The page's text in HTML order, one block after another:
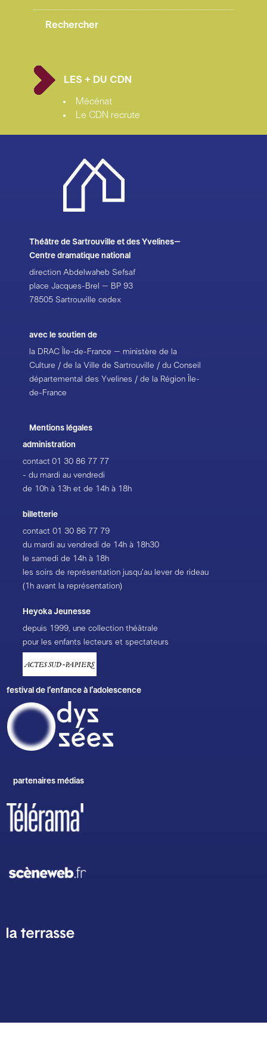
LES + DU CDN
Mécénat
Le CDN recrute
Théâtre de Sartrouville et des Yvelines–
Centre dramatique national
direction Abdelwaheb Sefsaf
place Jacques-Brel – BP 93
78505 Sartrouville cedex
avec le soutien de
la DRAC Île-de-France – ministère de la
Culture / de la Ville de Sartrouville / du Conseil
départemental des Yvelines / de la Région Île-
de-France
Mentions légales
administration
contact01 30 86 77 77
- du mardi au vendredi
de 10h à 13h et de 14h à 18h
billetterie
contact01 30 86 77 79
du mardi au vendredi de 14h à 18h30
le samedi de 14h à 18h
les soirs de représentation jusqu’au lever de rideau
(1h avant la représentation)
Heyoka Jeunesse
depuis 1999, une collection théâtrale
pour les enfants lecteurs et spectateurs
festival de l’enfance à l’adolescence
partenaires médias